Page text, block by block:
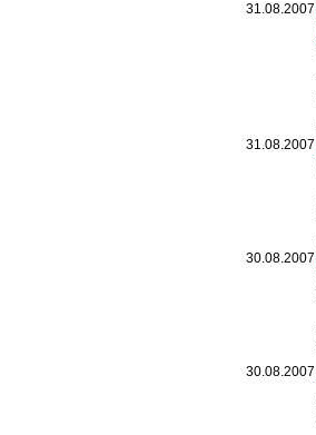
31.08.2007
31.08.2007
30.08.2007
30.08.2007